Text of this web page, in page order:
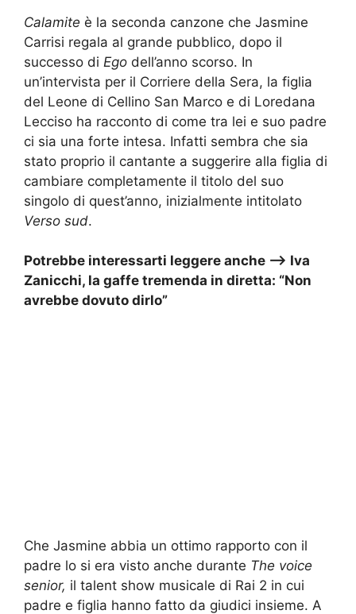
Calamite è la seconda canzone che Jasmine
Carrisi regala al grande pubblico, dopo il
successo di Ego dell’anno scorso. In
un’intervista per il Corriere della Sera, la figlia
del Leone di Cellino San Marco e di Loredana
Lecciso ha racconto di come tra lei e suo padre
ci sia una forte intesa. Infatti sembra che sia
stato proprio il cantante a suggerire alla figlia di
cambiare completamente il titolo del suo
singolo di quest’anno, inizialmente intitolato
Verso sud.
Potrebbe interessarti leggere anche –> Iva
Zanicchi, la gaffe tremenda in diretta: “Non
avrebbe dovuto dirlo”
Che Jasmine abbia un ottimo rapporto con il
padre lo si era visto anche durante The voice
senior, il talent show musicale di Rai 2 in cui
padre e figlia hanno fatto da giudici insieme. A